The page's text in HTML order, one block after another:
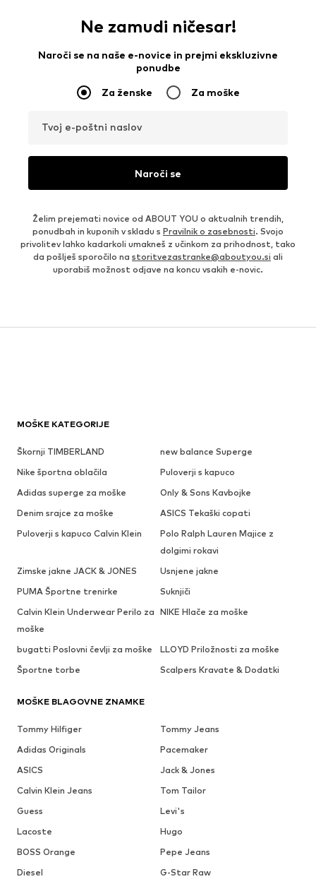
Ne zamudi ničesar!
Naroči se na naše e-novice in prejmi ekskluzivne
ponudbe
Za ženske Za moške
Tvoj e-poštni naslov
Naroči se
Želim prejemati novice od ABOUT YOU o aktualnih trendih,
ponudbah in kuponih v skladu s Pravilnik o zasebnosti. Svojo
privolitev lahko kadarkoli umakneš z učinkom za prihodnost, tako
da pošlješ sporočilo na storitvezastranke@aboutyou.si ali
uporabiš možnost odjave na koncu vsakih e-novic.
MOŠKE KATEGORIJE
Škornji TIMBERLAND
new balance Superge
Nike športna oblačila
Puloverji s kapuco
Adidas superge za moške
Only & Sons Kavbojke
Denim srajce za moške
ASICS Tekaški copati
Puloverji s kapuco Calvin Klein
Polo Ralph Lauren Majice z
dolgimi rokavi
Zimske jakne JACK & JONES
Usnjene jakne
PUMA Športne trenirke
Suknjiči
Calvin Klein Underwear Perilo za
moške
NIKE Hlače za moške
bugatti Poslovni čevlji za moške
LLOYD Priložnosti za moške
Športne torbe
Scalpers Kravate & Dodatki
MOŠKE BLAGOVNE ZNAMKE
Tommy Hilfiger
Tommy Jeans
Adidas Originals
Pacemaker
ASICS
Jack & Jones
Calvin Klein Jeans
Tom Tailor
Guess
Levi's
Lacoste
Hugo
BOSS Orange
Pepe Jeans
Diesel
G-Star Raw